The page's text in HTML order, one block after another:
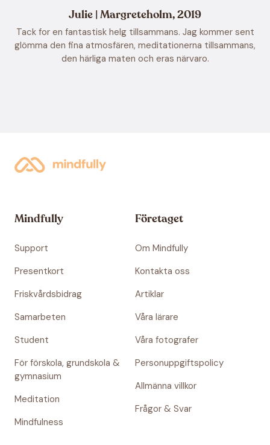
Julie | Margreteholm, 2019
Tack for en fantastisk helg tillsammans. Jag kommer sent
glömma den fina atmosfären, meditationerna tillsammans,
den härliga maten och eras närvaro.
Mindfully
Support
Presentkort
Friskvårdsbidrag
Samarbeten
Student
För förskola, grundskola &
gymnasium
Meditation
Mindfulness
Företaget
Om Mindfully
Kontakta oss
Artiklar
Våra lärare
Våra fotografer
Personuppgiftspolicy
Allmänna villkor
Frågor & Svar